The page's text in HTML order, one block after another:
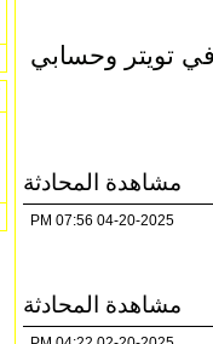
تويتر وحسابي
مشاهدة المحادثة
04-20-2025
07:56 PM
مشاهدة المحادثة